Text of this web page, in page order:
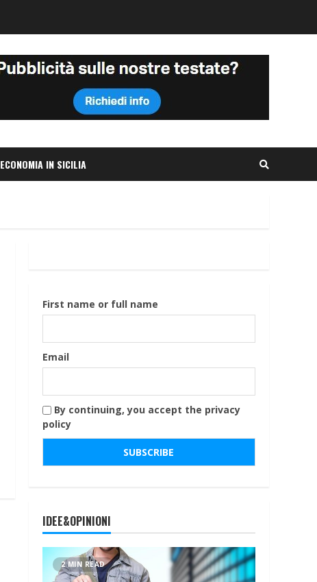
ECONOMIA IN SICILIA
First name or full name
Email
By continuing, you accept the privacy
policy
IDEE&OPINIONI
2 MIN READ